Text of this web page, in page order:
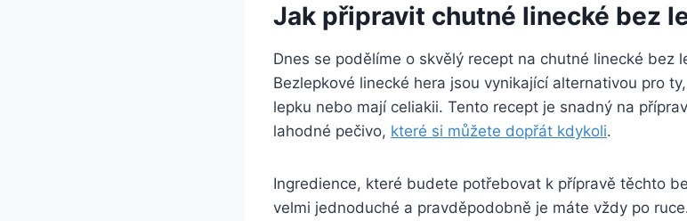
Jak připravit chutné linecké bez
Dnes se podělíme o skvělý recept na chutné linecké bez
Bezlepkové linecké hera jsou vynikající alternativou pro
lepku nebo mají celiakii. Tento recept je snadný na
lahodné pečivo, které si můžete dopřát kdykoli.
Ingredience, které budete potřebovat k přípravě těchto
velmi jednoduché a pravděpodobně je máte vždy po